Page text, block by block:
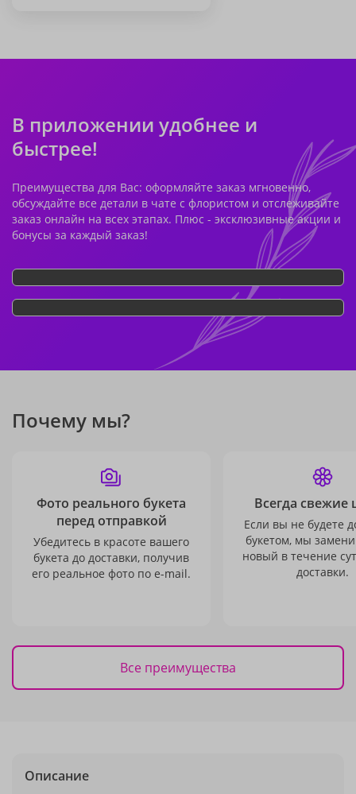
В приложении удобнее и
быстрее!
Преимущества для Вас: оформляйте заказ мгновенно,
обсуждайте все детали в чате с флористом и отслеживайте
заказ онлайн на всех этапах. Плюс - эксклюзивные акции и
бонусы за каждый заказ!
Почему мы?
Фото реального букета
перед отправкой
Убедитесь в красоте вашего
букета до доставки, получив
его реальное фото по e-mail.
Всегда свежие
Если вы не будете
букетом, мы
новый в течение
доставки.
Все преимущества
Описание